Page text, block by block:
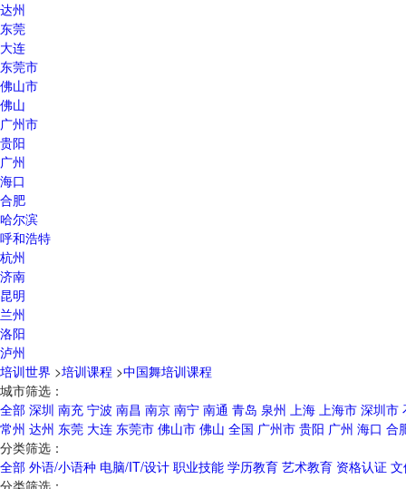
达州
东莞
大连
东莞市
佛山市
佛山
广州市
贵阳
广州
海口
合肥
哈尔滨
呼和浩特
杭州
济南
昆明
兰州
洛阳
泸州
培训世界 >培训课程 >中国舞培训课程
城市筛选：
全部 深圳 南充 宁波 南昌 南京 南宁 南通 青岛 泉州 上海 上海市 深圳市
常州 达州 东莞 大连 东莞市 佛山市 佛山 全国 广州市 贵阳 广州 海口 合
分类筛选：
全部 外语/小语种 电脑/IT/设计 职业技能 学历教育 艺术教育 资格认证
分类筛选：